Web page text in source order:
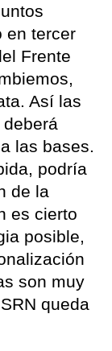
en tercer
Frente
Así las
las bases.
podría
de la
es cierto
posible,
son muy
queda